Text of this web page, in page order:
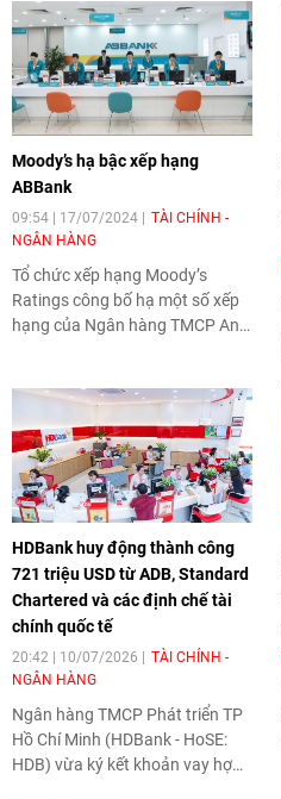
Moody’s hạ bậc xếp hạng
ABBank
09:54 | 17/07/2024
TÀI CHÍNH -
NGÂN HÀNG
Tổ chức xếp hạng Moody’s
Ratings công bố hạ một số xếp
hạng của Ngân hàng TMCP An
HDBank huy động thành công
721 triệu USD từ ADB, Standard
Chartered và các định chế tài
chính quốc tế
20:42 | 10/07/2026
TÀI CHÍNH -
NGÂN HÀNG
Ngân hàng TMCP Phát triển TP
Hồ Chí Minh (HDBank - HoSE:
HDB) vừa ký kết khoản vay hợp